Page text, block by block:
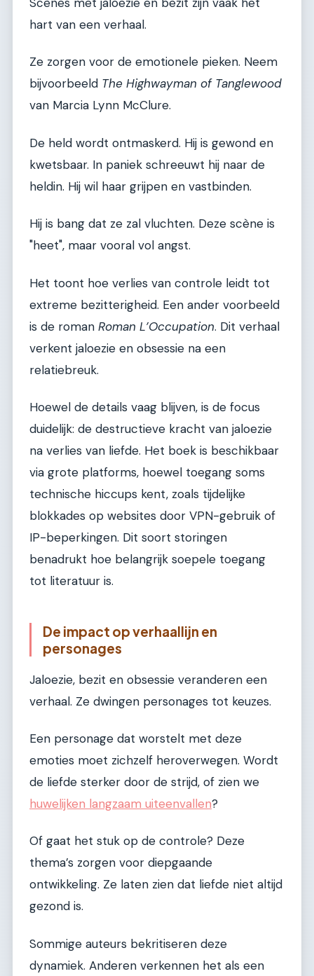
hart van een verhaal.
Ze zorgen voor de emotionele pieken. Neem
bijvoorbeeld The Highwayman of Tanglewood
van Marcia Lynn McClure.
De held wordt ontmaskerd. Hij is gewond en
kwetsbaar. In paniek schreeuwt hij naar de
heldin. Hij wil haar grijpen en vastbinden.
Hij is bang dat ze zal vluchten. Deze scène is
"heet", maar vooral vol angst.
Het toont hoe verlies van controle leidt tot
extreme bezitterigheid. Een ander voorbeeld
is de roman Roman L’Occupation. Dit verhaal
verkent jaloezie en obsessie na een
relatiebreuk.
Hoewel de details vaag blijven, is de focus
duidelijk: de destructieve kracht van jaloezie
na verlies van liefde. Het boek is beschikbaar
via grote platforms, hoewel toegang soms
technische hiccups kent, zoals tijdelijke
blokkades op websites door VPN-gebruik of
IP-beperkingen. Dit soort storingen
benadrukt hoe belangrijk soepele toegang
tot literatuur is.
De impact op verhaallijn en
personages
Jaloezie, bezit en obsessie veranderen een
verhaal. Ze dwingen personages tot keuzes.
Een personage dat worstelt met deze
emoties moet zichzelf heroverwegen. Wordt
de liefde sterker door de strijd, of zien we
huwelijken langzaam uiteenvallen?
Of gaat het stuk op de controle? Deze
thema’s zorgen voor diepgaande
ontwikkeling. Ze laten zien dat liefde niet altijd
gezond is.
Sommige auteurs bekritiseren deze
dynamiek. Anderen verkennen het als een